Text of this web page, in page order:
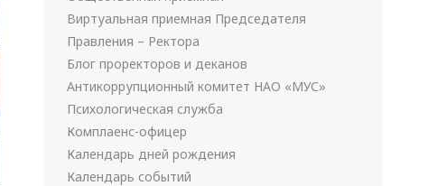
Виртуальная приемная Председателя
Правления – Ректора
Блог проректоров и деканов
Антикоррупционный комитет НАО «МУС»
Психологическая служба
Комплаенс-офицер
Календарь дней рождения
Календарь событий